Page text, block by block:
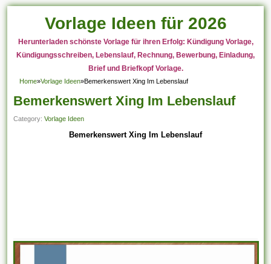
Vorlage Ideen für 2026
Herunterladen schönste Vorlage für ihren Erfolg: Kündigung Vorlage,
Kündigungsschreiben, Lebenslauf, Rechnung, Bewerbung, Einladung,
Brief und Briefkopf Vorlage.
Home»Vorlage Ideen»Bemerkenswert Xing Im Lebenslauf
Bemerkenswert Xing Im Lebenslauf
Category:Vorlage Ideen
Bemerkenswert Xing Im Lebenslauf